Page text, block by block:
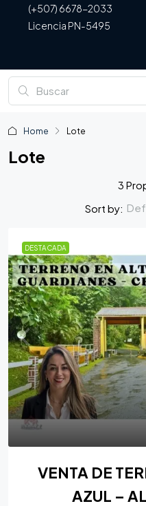
(+507) 6678-2033
Licencia PN-5495
Home Lote
Lote
3
Sort by:
DESTACADA
VENTA DE
AZUL –